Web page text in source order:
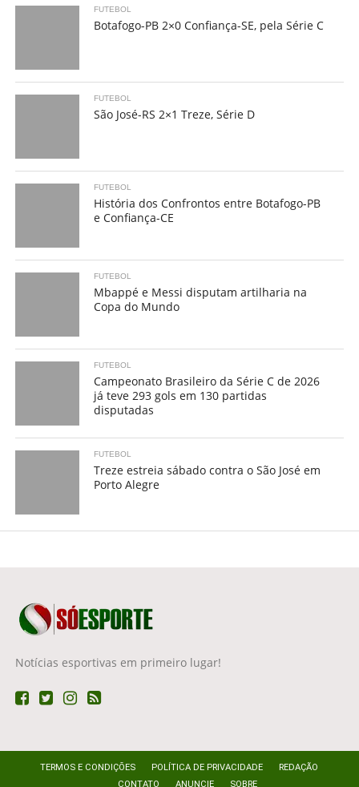
FUTEBOL
Botafogo-PB 2×0 Confiança-SE, pela Série C
FUTEBOL
São José-RS 2×1 Treze, Série D
FUTEBOL
História dos Confrontos entre Botafogo-PB
e Confiança-CE
FUTEBOL
Mbappé e Messi disputam artilharia na
Copa do Mundo
FUTEBOL
Campeonato Brasileiro da Série C de 2026
já teve 293 gols em 130 partidas
disputadas
FUTEBOL
Treze estreia sábado contra o São José em
Porto Alegre
Notícias esportivas em primeiro lugar!
TERMOS E CONDIÇÕES POLÍTICA DE PRIVACIDADE
REDAÇÃO
CONTATO
ANUNCIE SOBRE